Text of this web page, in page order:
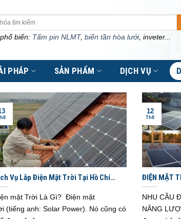
biến: Tấm pin NLMT, biến tần hòa lưới, inveter...
PHÁP SẢN PHẨM DỊCH VỤ
Vụ Lắp Điện Mặt Trời Tại Hồ Chí
Chất Lượng
mặt Trời Là Gì? Điện mặt
(tiếng anh: Solar Power). Nó cũng có
ĐIỆN MẶT
DƯƠNG -
NHU CẦU
NĂNG
12
Th8